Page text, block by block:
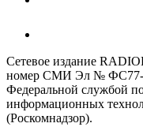
Сетевое издание
номер СМИ Эл № ФС77-
Федеральной службой
информационных
(Роскомнадзор).